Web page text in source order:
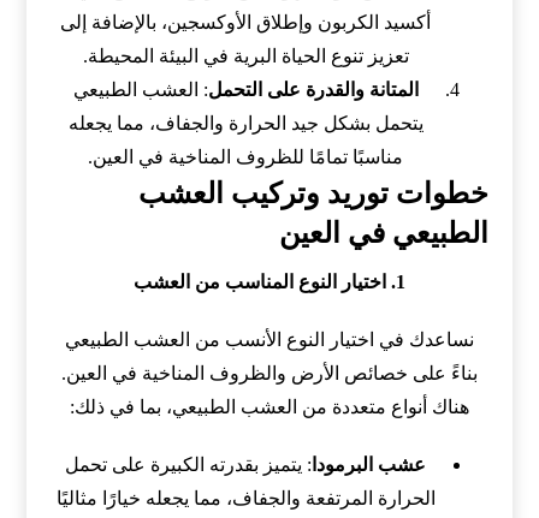
أكسيد الكربون وإطلاق الأوكسجين، بالإضافة إلى
تعزيز تنوع الحياة البرية في البيئة المحيطة.
المتانة والقدرة على التحمل: العشب الطبيعي
يتحمل بشكل جيد الحرارة والجفاف، مما يجعله
مناسبًا تمامًا للظروف المناخية في العين.
خطوات توريد وتركيب العشب
الطبيعي في العين
1. اختيار النوع المناسب من العشب
نساعدك في اختيار النوع الأنسب من العشب الطبيعي
بناءً على خصائص الأرض والظروف المناخية في العين.
هناك أنواع متعددة من العشب الطبيعي، بما في ذلك:
عشب البرمودا : يتميز بقدرته الكبيرة على تحمل
الحرارة المرتفعة والجفاف، مما يجعله خيارًا مثاليًا